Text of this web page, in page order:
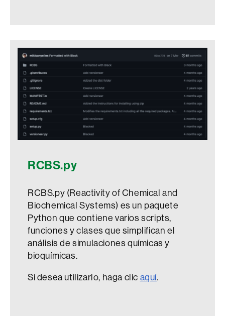
RCBS.py
RCBS.py (Reactivity of Chemical and
Biochemical Systems) es un paquete
Python que contiene varios scripts,
funciones y clases que simplifican el
análisis de simulaciones químicas y
bioquímicas.
Si desea utilizarlo, haga clic aquí.